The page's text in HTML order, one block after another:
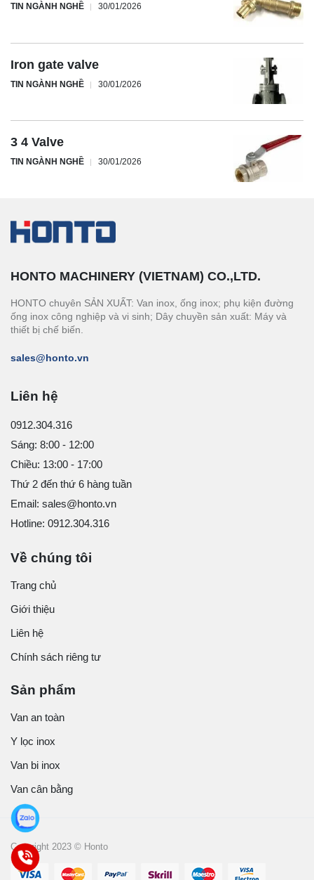
TIN NGÀNH NGHỀ 30/01/2026
Iron gate valve
TIN NGÀNH NGHỀ 30/01/2026
3 4 Valve
TIN NGÀNH NGHỀ 30/01/2026
HONTO MACHINERY (VIETNAM) CO.,LTD.
HONTO chuyên SẢN XUẤT: Van inox, ống inox; phụ kiện đường
ống inox công nghiệp và vi sinh; Dây chuyền sản xuất: Máy và
thiết bị chế biến.
sales@honto.vn
Liên hệ
0912.304.316
Sáng: 8:00 - 12:00
Chiều: 13:00 - 17:00
Thứ 2 đến thứ 6 hàng tuần
Email: sales@honto.vn
Hotline: 0912.304.316
Về chúng tôi
Trang chủ
Giới thiệu
Liên hệ
Chính sách riêng tư
Sản phẩm
Van an toàn
Y lọc inox
Van bi inox
Van cân bằng
Copyright 2023 © Honto